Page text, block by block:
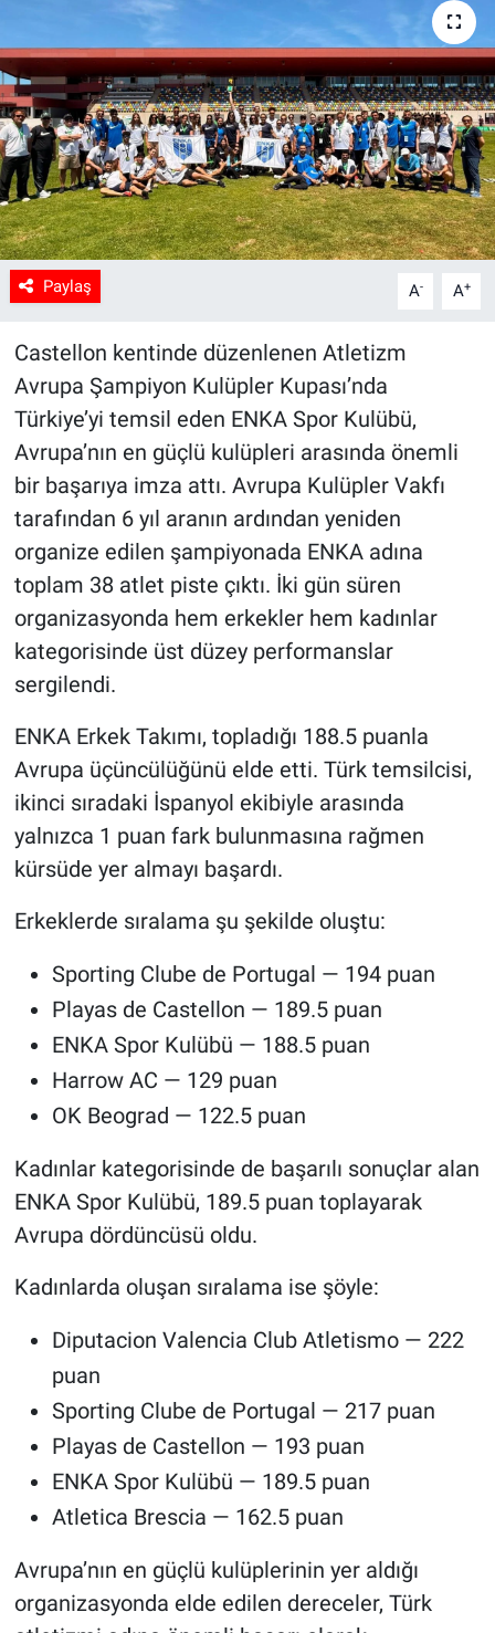
Paylaş A- A+
Castellon kentinde düzenlenen Atletizm
Avrupa Şampiyon Kulüpler Kupası’nda
Türkiye’yi temsil eden ENKA Spor Kulübü,
Avrupa’nın en güçlü kulüpleri arasında önemli
bir başarıya imza attı. Avrupa Kulüpler Vakfı
tarafından 6 yıl aranın ardından yeniden
organize edilen şampiyonada ENKA adına
toplam 38 atlet piste çıktı. İki gün süren
organizasyonda hem erkekler hem kadınlar
kategorisinde üst düzey performanslar
sergilendi.
ENKA Erkek Takımı, topladığı 188.5 puanla
Avrupa üçüncülüğünü elde etti. Türk temsilcisi,
ikinci sıradaki İspanyol ekibiyle arasında
yalnızca 1 puan fark bulunmasına rağmen
kürsüde yer almayı başardı.
Erkeklerde sıralama şu şekilde oluştu:
Sporting Clube de Portugal — 194 puan
Playas de Castellon — 189.5 puan
ENKA Spor Kulübü — 188.5 puan
Harrow AC — 129 puan
OK Beograd — 122.5 puan
Kadınlar kategorisinde de başarılı sonuçlar alan
ENKA Spor Kulübü, 189.5 puan toplayarak
Avrupa dördüncüsü oldu.
Kadınlarda oluşan sıralama ise şöyle:
Diputacion Valencia Club Atletismo — 222
puan
Sporting Clube de Portugal — 217 puan
Playas de Castellon — 193 puan
ENKA Spor Kulübü — 189.5 puan
Atletica Brescia — 162.5 puan
Avrupa’nın en güçlü kulüplerinin yer aldığı
organizasyonda elde edilen dereceler, Türk